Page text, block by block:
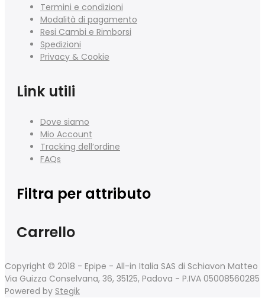
Termini e condizioni
Modalità di pagamento
Resi Cambi e Rimborsi
Spedizioni
Privacy & Cookie
Link utili
Dove siamo
Mio Account
Tracking dell’ordine
FAQs
Filtra per attributo
Carrello
Copyright © 2018 - Epipe - All-in Italia SAS di Schiavon Matteo
Via Guizza Conselvana, 36, 35125, Padova - P.IVA 05008560285
Powered by Stegik